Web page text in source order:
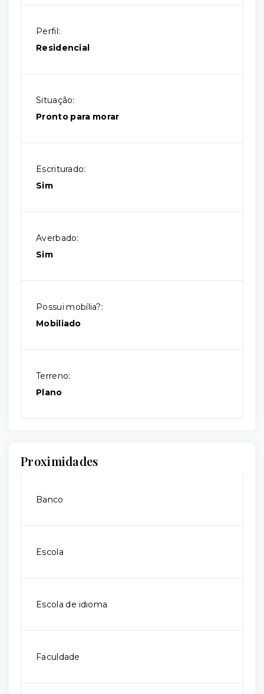
Perfil:
Residencial
Situação:
Pronto para morar
Escriturado:
Sim
Averbado:
Sim
Possui mobília?:
Mobiliado
Terreno:
Plano
Proximidades
Banco
Escola
Escola de idioma
Faculdade